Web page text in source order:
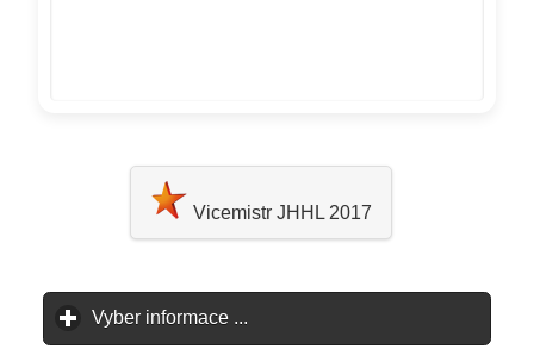
Vicemistr JHHL 2017
Vyber informace ...